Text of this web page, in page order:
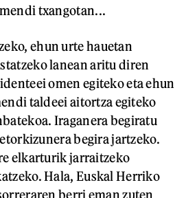
txangotan...
ehun urte hauetan
lanean aritu diren
omen egiteko eta ehun
taldeei aitortza egiteko
Iraganera begiratu
begira jartzeko.
elkarturik jarraitzeko
Hala, Euskal Herriko
berri eman zuten